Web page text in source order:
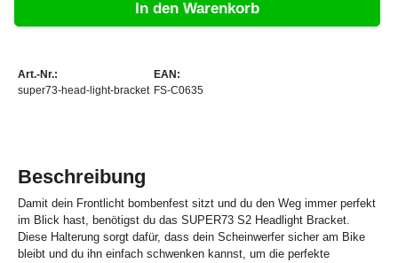
In den Warenkorb
Art.-Nr.:
super73-head-light-bracket
EAN:
FS-C0635
Beschreibung
Damit dein Frontlicht bombenfest sitzt und du den Weg immer perfekt
im Blick hast, benötigst du das SUPER73 S2 Headlight Bracket.
Diese Halterung sorgt dafür, dass dein Scheinwerfer sicher am Bike
bleibt und du ihn einfach schwenken kannst, um die perfekte